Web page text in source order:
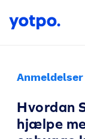
Anmeldelser
Hvordan
hjælpe